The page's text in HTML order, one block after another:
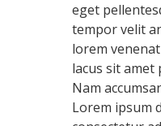
eget
tempor velit
lorem
lacus sit amet
Nam
Lorem ipsum